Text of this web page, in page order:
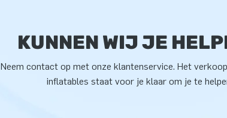
KUNNEN WIJ JE
Neem contact op met onze klantenservice. Het
inflatables staat voor je klaar om je te